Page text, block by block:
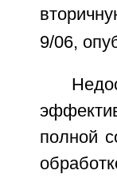
9/06,
полной